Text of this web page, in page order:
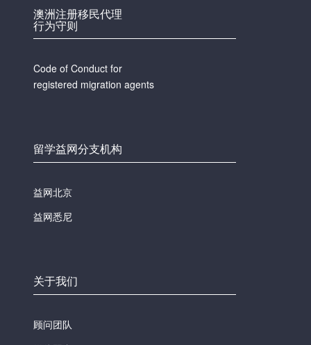
澳洲注册移民代理
行为守则
Code of Conduct for
registered migration agents
留学益网分支机构
益网北京
益网悉尼
关于我们
顾问团队